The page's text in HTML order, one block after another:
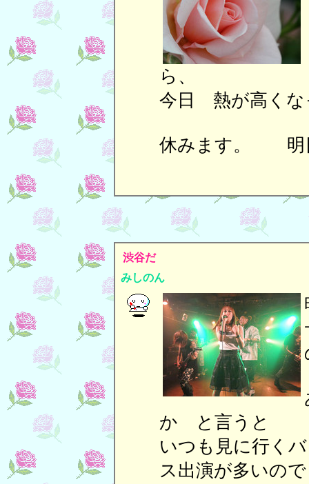
今日 熱が高くな
休みます。 明
渋谷だ
みしのん
か と言うと
いつも見に行く
ス出演が多いので